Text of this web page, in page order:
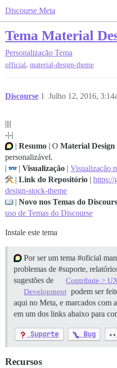
Discourse Meta
Tema Material
Personalização Tema
official, material-design-theme
Discourse Julho 12, 2016,
1
||||
-|-|
| Resumo | O Material Design
personalizável.
|
| Visualização | Visualização
| Link do Repositório | https://
design-stock-theme
| Novo nos Temas do
uso de Temas do Discourse
Instale este tema
Por ser um tema #oficial
problemas de #suporte,
sugestões de
Contribute >
Development podem ser
aqui no Meta, e marcados com
em um dos links abaixo para
Suporte Bug
Recursos